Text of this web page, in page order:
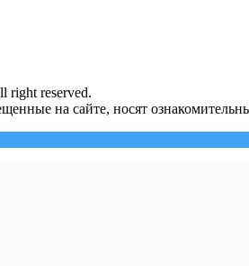
reserved.
на сайте, носят